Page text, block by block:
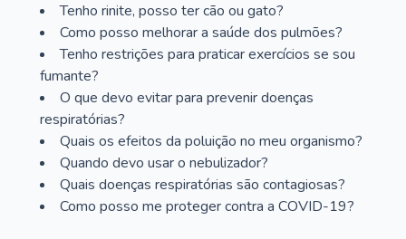
Tenho rinite, posso ter cão ou gato?
Como posso melhorar a saúde dos pulmões?
Tenho restrições para praticar exercícios se sou
fumante?
O que devo evitar para prevenir doenças
respiratórias?
Quais os efeitos da poluição no meu organismo?
Quando devo usar o nebulizador?
Quais doenças respiratórias são contagiosas?
Como posso me proteger contra a COVID-19?